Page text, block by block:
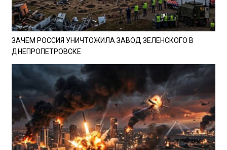
ЗАЧЕМ РОССИЯ УНИЧТОЖИЛА ЗАВОД ЗЕЛЕНСКОГО В
ДНЕПРОПЕТРОВСКЕ